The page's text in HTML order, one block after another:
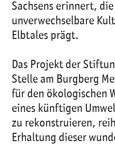
Sachsens erinnert,
unverwechselbare
Elbtales prägt.
Das Projekt der
Stelle am Burgberg
für den ökologischen
eines künftigen
zu rekonstruieren,
Erhaltung dieser